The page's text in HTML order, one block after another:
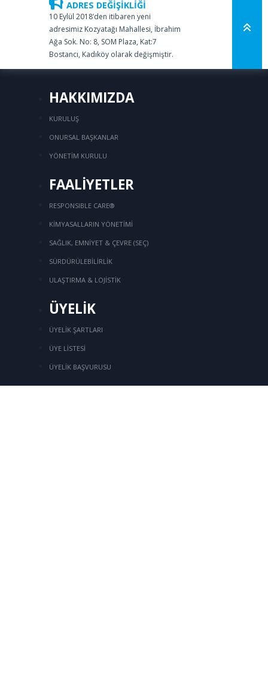
ADRES DEĞİŞİKLİĞİ
10 Eylül 2018’den itibaren yeni
adresimiz Kozyatağı Mahallesi, İbrahim
Ağa Sok. No: 8, SOM Plaza, Kat:7
Bostancı, Kadıköy olarak değişmiştir.
HAKKIMIZDA
KURULUŞ
ONURSAL BAŞKANLAR
YÖNETİM KURULU
FAALİYETLER
RESPONSIBLE CARE®
KİMYASALLARIN YÖNETİMİ
SAĞLIK, EMNİYET & ÇEVRE (SEÇ)
SÜRDÜRÜLEBİLİRLİK
ULAŞTIRMA & LOJİSTİK
ÜYELİK
ÜYELİK ŞARTLARI
ÜYE LİSTESİ
ÜYELİK BAŞVURUSU